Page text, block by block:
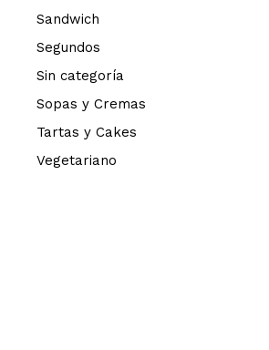
Sandwich
Segundos
Sin categoría
Sopas y Cremas
Tartas y Cakes
Vegetariano